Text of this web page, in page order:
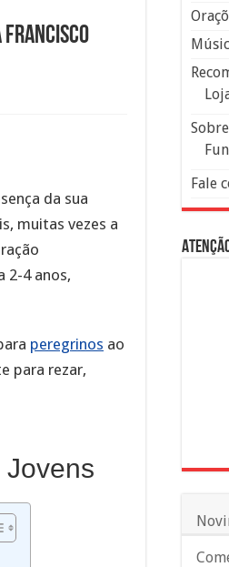
Francisco
da sua
muitas vezes a
2-4 anos,
peregrinos ao
para rezar,
Fale